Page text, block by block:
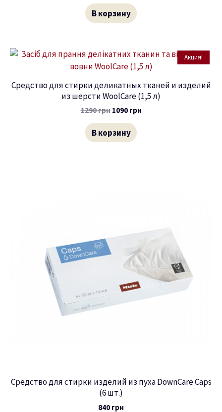
В корзину
Акция!
Средство для стирки деликатных тканей и изделий
из шерсти WoolCare (1,5 л)
1290грн 1090 грн
В корзину
Средство для стирки изделий из пуха DownCare Caps
(6 шт.)
840 грн